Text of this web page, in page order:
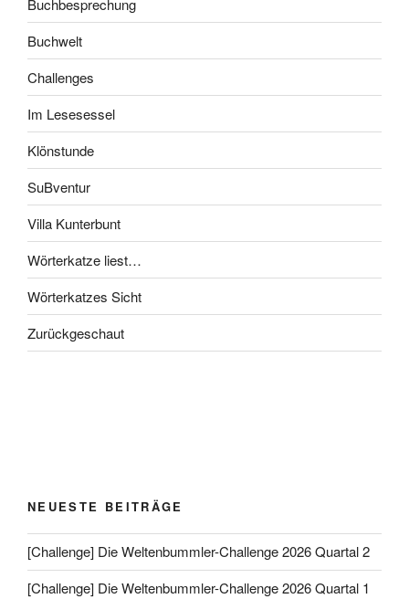
Buchwelt
Challenges
Im Lesesessel
Klönstunde
SuBventur
Villa Kunterbunt
Wörterkatze liest…
Wörterkatzes Sicht
Zurückgeschaut
NEUESTE BEITRÄGE
[Challenge] Die Weltenbummler-Challenge 2026 Quartal 2
[Challenge] Die Weltenbummler-Challenge 2026 Quartal 1